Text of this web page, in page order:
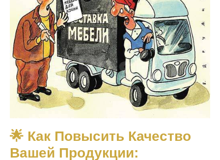
🌟 Как Повысить Качество
Вашей Продукции: